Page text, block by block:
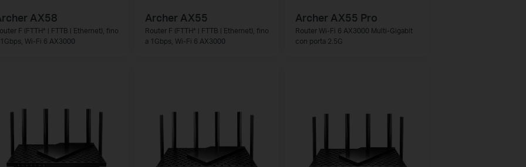
AX58
F (FTTH* | FTTB | Ethernet), fino
Wi-Fi 6 AX3000
Archer AX55
Router F (FTTH* | FTTB | Ethernet), fino
a 1Gbps, Wi-Fi 6 AX3000
Archer AX55 Pro
Router Wi-Fi 6 AX3000 Multi-Gigabit
con porta 2.5G